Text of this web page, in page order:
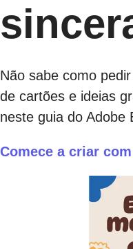
Não sabe como
de cartões e ideias
neste guia do Adobe
Comece a criar